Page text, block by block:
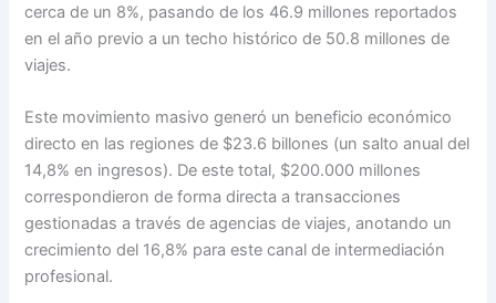
cerca de un 8%, pasando de los 46.9 millones reportados
en el año previo a un techo histórico de 50.8 millones de
viajes.
Este movimiento masivo generó un beneficio económico
directo en las regiones de $23.6 billones (un salto anual del
14,8% en ingresos). De este total, $200.000 millones
correspondieron de forma directa a transacciones
gestionadas a través de agencias de viajes, anotando un
crecimiento del 16,8% para este canal de intermediación
profesional.